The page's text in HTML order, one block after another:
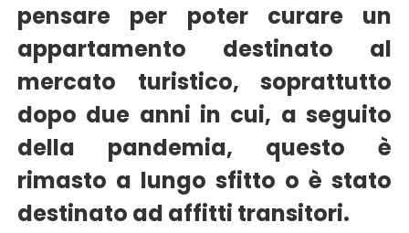
pensare per poter curare un
appartamento destinato al
mercato turistico, soprattutto
dopo due anni in cui, a seguito
della pandemia, questo è
rimasto a lungo sfitto o è stato
destinato ad affitti transitori.